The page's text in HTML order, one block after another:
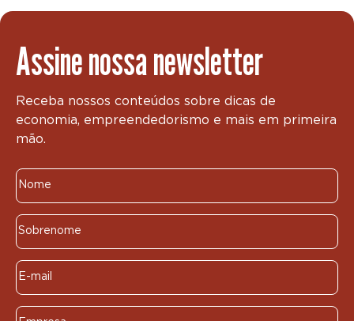
Assine nossa newsletter
Receba nossos conteúdos sobre dicas de
economia, empreendedorismo e mais em primeira
mão.